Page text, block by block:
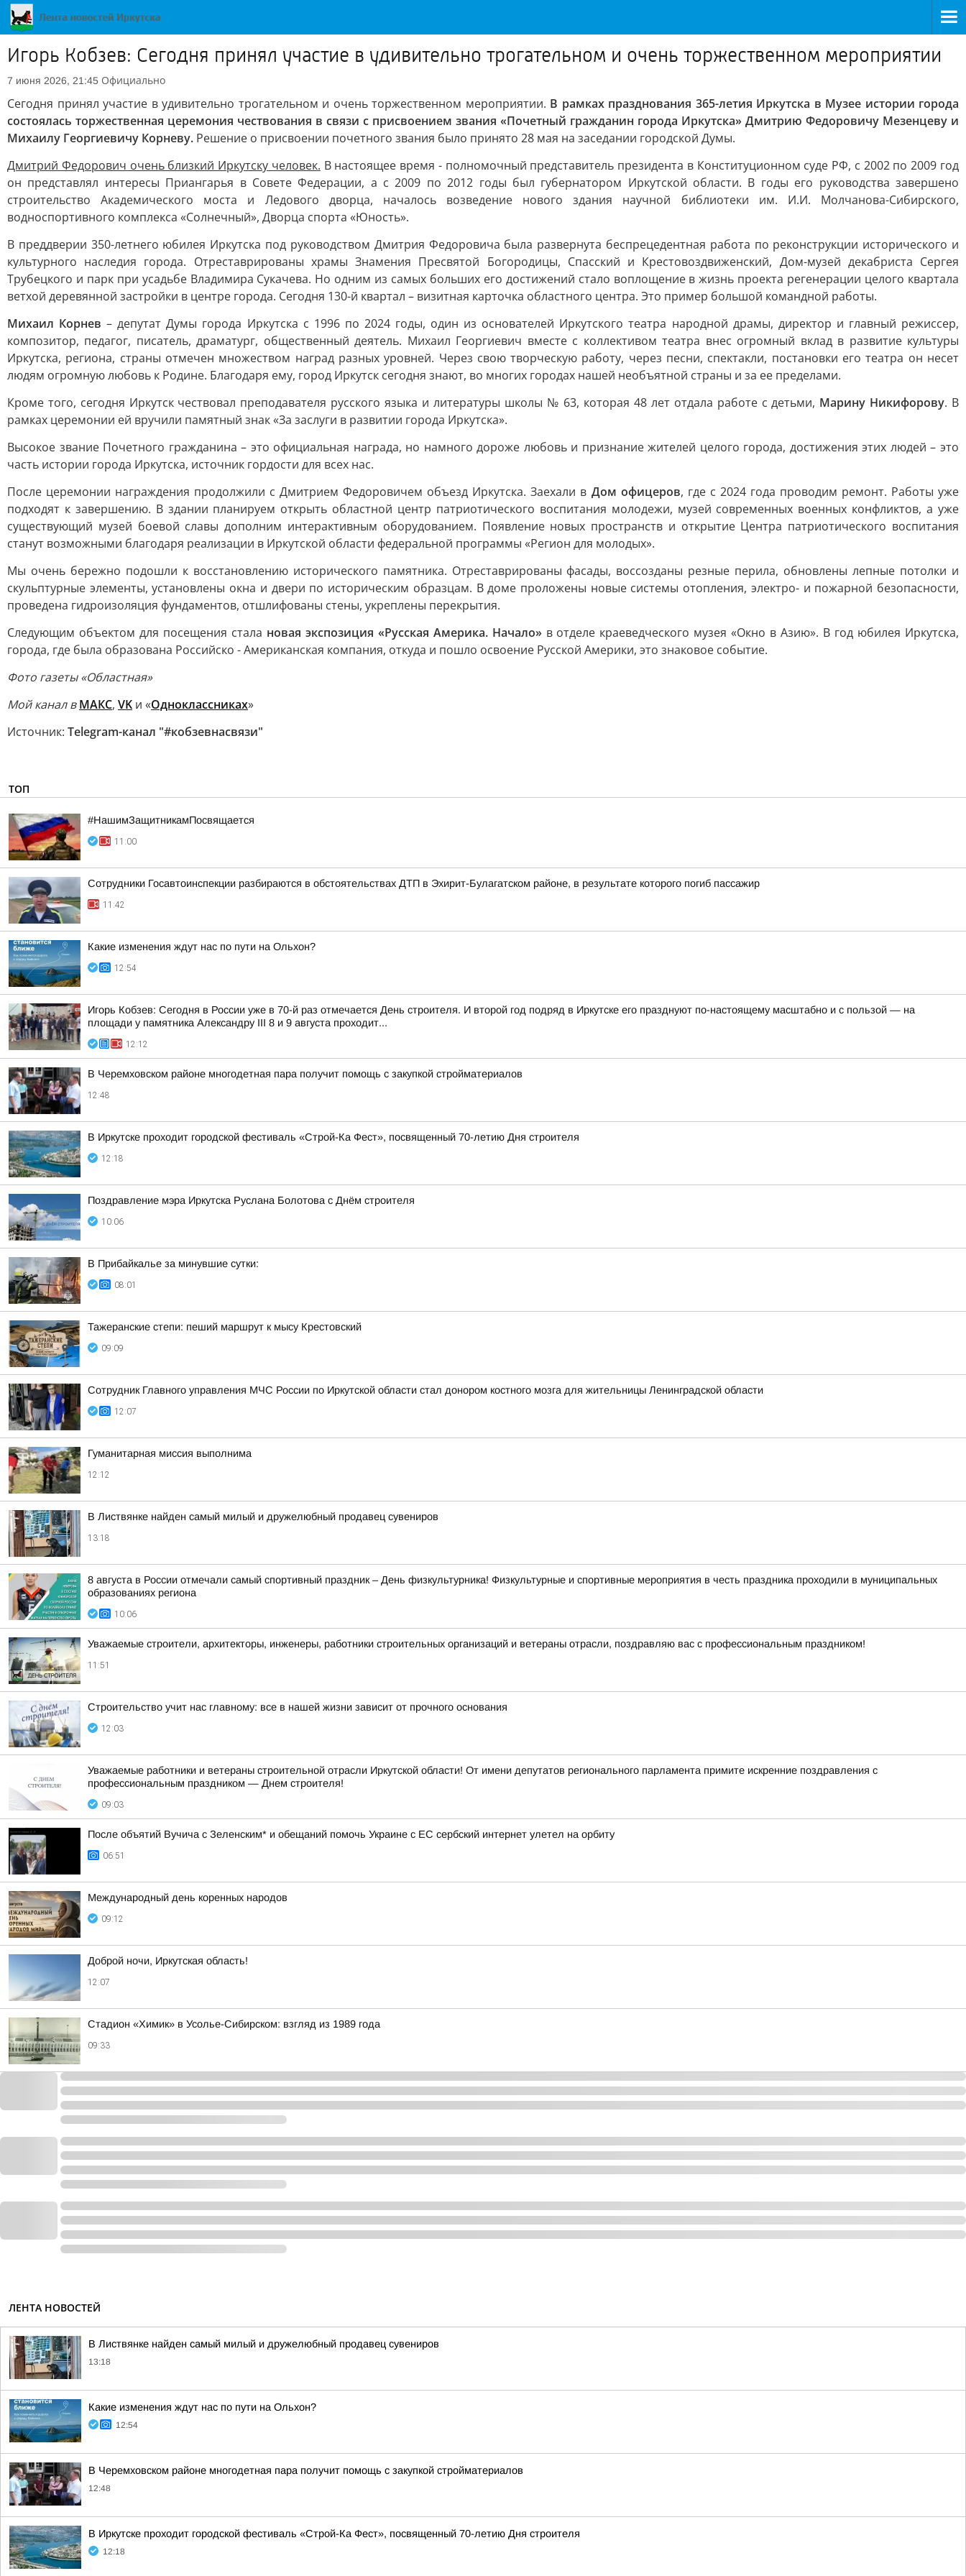
Игорь Кобзев: Сегодня принял участие в удивительно трогательном и очень торжественном мероприятии
7 июня 2026, 21:45 Официально
Сегодня принял участие в удивительно трогательном и очень торжественном мероприятии. В рамках празднования 365-летия Иркутска в Музее истории города
состоялась торжественная церемония чествования в связи с присвоением звания «Почетный гражданин города Иркутска» Дмитрию Федоровичу Мезенцеву и
Михаилу Георгиевичу Корневу. Решение о присвоении почетного звания было принято 28 мая на заседании городской Думы.
Дмитрий Федорович очень близкий Иркутску человек. В настоящее время - полномочный представитель президента в Конституционном суде РФ, с 2002 по 2009 год
он представлял интересы Приангарья в Совете Федерации, а с 2009 по 2012 годы был губернатором Иркутской области. В годы его руководства завершено
строительство Академического моста и Ледового дворца, началось возведение нового здания научной библиотеки им. И.И. Молчанова-Сибирского,
водноспортивного комплекса «Солнечный», Дворца спорта «Юность».
В преддверии 350-летнего юбилея Иркутска под руководством Дмитрия Федоровича была развернута беспрецедентная работа по реконструкции исторического и
культурного наследия города. Отреставрированы храмы Знамения Пресвятой Богородицы, Спасский и Крестовоздвиженский, Дом-музей декабриста Сергея
Трубецкого и парк при усадьбе Владимира Сукачева. Но одним из самых больших его достижений стало воплощение в жизнь проекта регенерации целого квартала
ветхой деревянной застройки в центре города. Сегодня 130-й квартал – визитная карточка областного центра. Это пример большой командной работы.
Михаил Корнев – депутат Думы города Иркутска с 1996 по 2024 годы, один из основателей Иркутского театра народной драмы, директор и главный режиссер,
композитор, педагог, писатель, драматург, общественный деятель. Михаил Георгиевич вместе с коллективом театра внес огромный вклад в развитие культуры
Иркутска, региона, страны отмечен множеством наград разных уровней. Через свою творческую работу, через песни, спектакли, постановки его театра он несет
людям огромную любовь к Родине. Благодаря ему, город Иркутск сегодня знают, во многих городах нашей необъятной страны и за ее пределами.
Кроме того, сегодня Иркутск чествовал преподавателя русского языка и литературы школы № 63, которая 48 лет отдала работе с детьми, Марину Никифорову. В
рамках церемонии ей вручили памятный знак «За заслуги в развитии города Иркутска».
Высокое звание Почетного гражданина – это официальная награда, но намного дороже любовь и признание жителей целого города, достижения этих людей – это
часть истории города Иркутска, источник гордости для всех нас.
После церемонии награждения продолжили с Дмитрием Федоровичем объезд Иркутска. Заехали в Дом офицеров, где с 2024 года проводим ремонт. Работы уже
подходят к завершению. В здании планируем открыть областной центр патриотического воспитания молодежи, музей современных военных конфликтов, а уже
существующий музей боевой славы дополним интерактивным оборудованием. Появление новых пространств и открытие Центра патриотического воспитания
станут возможными благодаря реализации в Иркутской области федеральной программы «Регион для молодых».
Мы очень бережно подошли к восстановлению исторического памятника. Отреставрированы фасады, воссозданы резные перила, обновлены лепные потолки и
скульптурные элементы, установлены окна и двери по историческим образцам. В доме проложены новые системы отопления, электро- и пожарной безопасности,
проведена гидроизоляция фундаментов, отшлифованы стены, укреплены перекрытия.
Следующим объектом для посещения стала новая экспозиция «Русская Америка. Начало»в отделе краеведческого музея «Окно в Азию». В год юбилея Иркутска,
города, где была образована Российско - Американская компания, откуда и пошло освоение Русской Америки, это знаковое событие.
Фото газеты «Областная»
Мой канал в МАКС, VK и «Одноклассниках»
Источник: Telegram-канал "#кобзевнасвязи"
ТОП
#НашимЗащитникамПосвящается
11:00
Сотрудники Госавтоинспекции разбираются в обстоятельствах ДТП в Эхирит-Булагатском районе, в результате которого погиб пассажир
11:42
Какие изменения ждут нас по пути на Ольхон?
12:54
Игорь Кобзев: Сегодня в России уже в 70-й раз отмечается День строителя. И второй год подряд в Иркутске его празднуют по-настоящему масштабно и с пользой — на
площади у памятника Александру III 8 и 9 августа проходит...
12:12
В Черемховском районе многодетная пара получит помощь с закупкой стройматериалов
12:48
В Иркутске проходит городской фестиваль «Строй-Ка Фест», посвященный 70-летию Дня строителя
12:18
Поздравление мэра Иркутска Руслана Болотова с Днём строителя
10:06
В Прибайкалье за минувшие сутки:
08:01
Тажеранские степи: пеший маршрут к мысу Крестовский
09:09
Сотрудник Главного управления МЧС России по Иркутской области стал донором костного мозга для жительницы Ленинградской области
12:07
Гуманитарная миссия выполнима
12:12
В Листвянке найден самый милый и дружелюбный продавец сувениров
13:18
8 августа в России отмечали самый спортивный праздник – День физкультурника! Физкультурные и спортивные мероприятия в честь праздника проходили в муниципальных
образованиях региона
10:06
Уважаемые строители, архитекторы, инженеры, работники строительных организаций и ветераны отрасли, поздравляю вас с профессиональным праздником!
11:51
Строительство учит нас главному: все в нашей жизни зависит от прочного основания
12:03
Уважаемые работники и ветераны строительной отрасли Иркутской области! От имени депутатов регионального парламента примите искренние поздравления с
профессиональным праздником — Днем строителя!
09:03
После объятий Вучича с Зеленским* и обещаний помочь Украине с ЕС сербский интернет улетел на орбиту
06:51
Международный день коренных народов
09:12
Доброй ночи, Иркутская область!
12:07
Стадион «Химик» в Усолье-Сибирском: взгляд из 1989 года
09:33
ЛЕНТА НОВОСТЕЙ
В Листвянке найден самый милый и дружелюбный продавец сувениров
13:18
Какие изменения ждут нас по пути на Ольхон?
12:54
В Черемховском районе многодетная пара получит помощь с закупкой стройматериалов
12:48
В Иркутске проходит городской фестиваль «Строй-Ка Фест», посвященный 70-летию Дня строителя
12:18